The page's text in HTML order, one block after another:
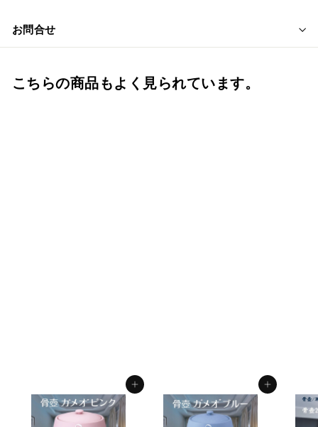
お問合せ
こちらの商品もよく見られています。
0
0
カートに入れる カートに入れる